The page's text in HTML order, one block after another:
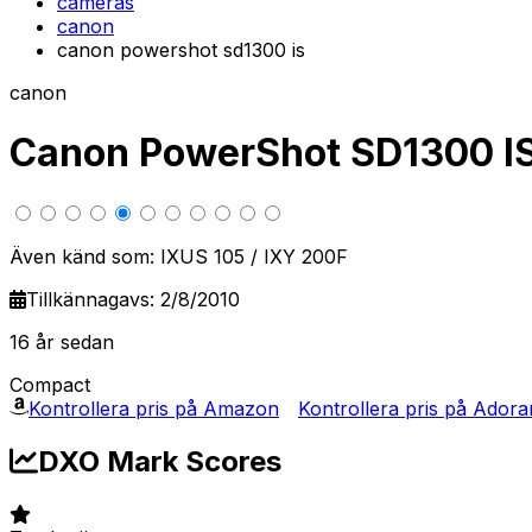
canon
canon powershot sd1300 is
canon
Canon PowerShot SD1300
Även känd som: IXUS 105 / IXY 200F
Tillkännagavs: 2/8/2010
16 år sedan
Compact
Kontrollera pris på Amazon
Kontrollera pris på
DXO Mark Scores